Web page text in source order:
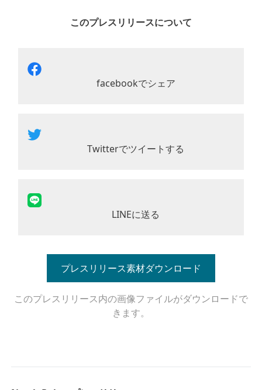
このプレスリリースについて
facebookでシェア
Twitterでツイートする
LINEに送る
プレスリリース素材ダウンロード
このプレスリリース内の画像ファイルがダウンロードで
きます。